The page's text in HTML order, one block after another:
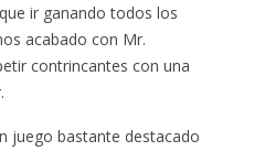
ir ganando todos los
acabado con Mr.
contrincantes con una
juego bastante destacado